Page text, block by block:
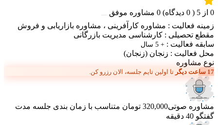
0 از 5
(
0 دیدگاه) 0 مشاوره موفق
زمینه فعالیت : مشاوره کارآفرینی ، مشاوره بازاریابی و فروش
مقطع تحصیلی : کارشناسی مدیریت بازرگانی
سابقه فعالیت : + 5 سال
محل فعالیت : زنجان (زنجان)
نوع مشاوره
17 ساعت دیگر تا اولین تایم جلسه، الان رزرو کن.
مشاوره صوتی320,000 تومان متناسب با زمان بندی جلسه مدت
گفتگو 40 دقیقه